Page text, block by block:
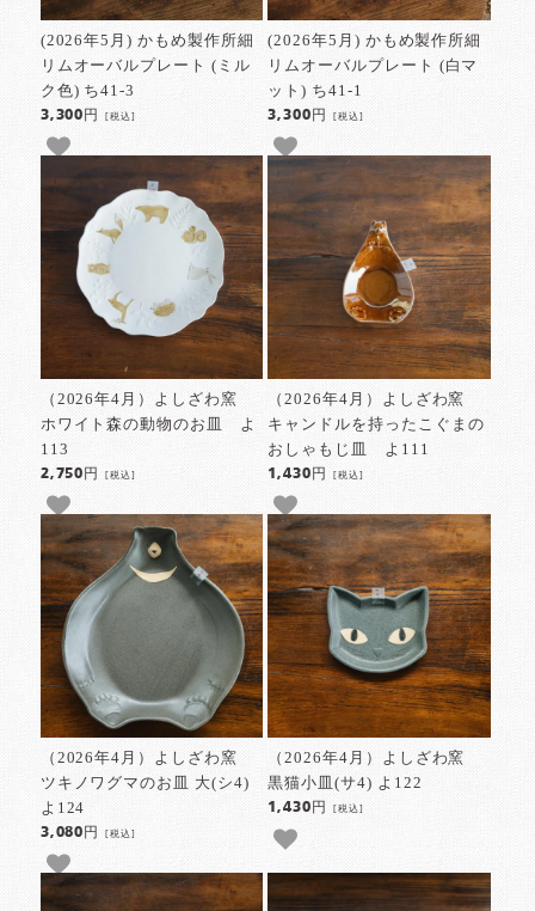
(2026年5月) かもめ製作所細
リムオーバルプレート (ミル
ク色) ち41-3
3,300円[税込]
(2026年5月) かもめ製作所細
リムオーバルプレート (白マ
ット) ち41-1
3,300円 [税込]
（2026年4月）よしざわ窯
ホワイト森の動物のお皿 よ
113
2,750円[税込]
（2026年4月）よしざわ窯
キャンドルを持ったこぐまの
おしゃもじ皿 よ111
1,430円 [税込]
（2026年4月）よしざわ窯
ツキノワグマのお皿 大(シ4)
よ124
3,080円[税込]
（2026年4月）よしざわ窯
黒猫小皿(サ4) よ122
1,430円 [税込]